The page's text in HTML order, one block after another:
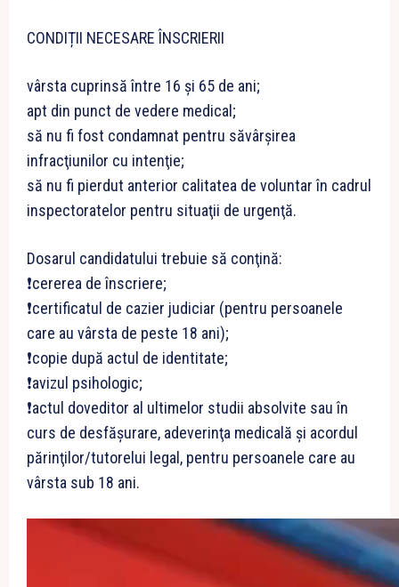
CONDIȚII NECESARE ÎNSCRIERII
vârsta cuprinsă între 16 şi 65 de ani;
apt din punct de vedere medical;
să nu fi fost condamnat pentru săvârşirea
infracţiunilor cu intenţie;
să nu fi pierdut anterior calitatea de voluntar în cadrul
inspectoratelor pentru situaţii de urgenţă.
Dosarul candidatului trebuie să conţină:
❗cererea de înscriere;
❗certificatul de cazier judiciar (pentru persoanele
care au vârsta de peste 18 ani);
❗copie după actul de identitate;
❗avizul psihologic;
❗actul doveditor al ultimelor studii absolvite sau în
curs de desfăşurare, adeverinţa medicală şi acordul
părinţilor/tutorelui legal, pentru persoanele care au
vârsta sub 18 ani.